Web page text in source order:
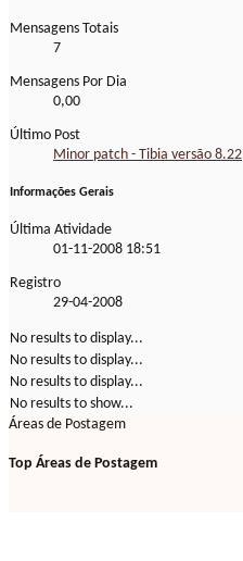
Mensagens Totais
7
Mensagens Por Dia
0,00
Último Post
Minor patch - Tibia versão 8.22
Informações Gerais
Última Atividade
01-11-2008 18:51
Registro
29-04-2008
No results to display...
No results to display...
No results to display...
No results to show...
Áreas de Postagem
Top Áreas de Postagem